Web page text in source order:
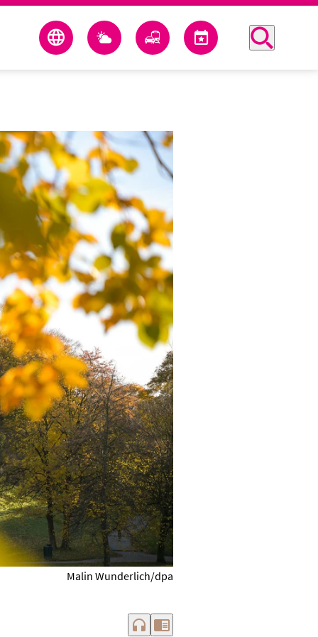
Malin Wunderlich/dpa
headphones chrome_reader_mode